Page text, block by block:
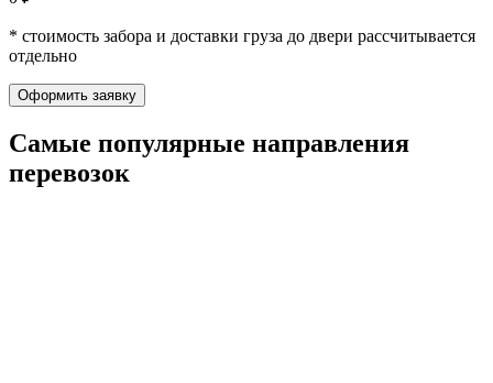
* стоимость забора и доставки груза до двери рассчитывается
отдельно
Оформить заявку
Самые популярные направления
перевозок